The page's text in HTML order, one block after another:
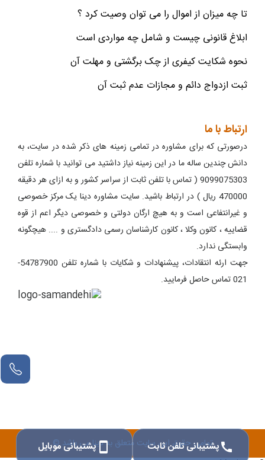
تا چه میزان از اموال را می توان وصیت کرد ؟
ابلاغ قانونی چیست و شامل چه مواردی است
نحوه شکایت کیفری از چک برگشتی و مهلت آن
ثبت ازدواج دائم و مجازات عدم ثبت آن
ارتباط با ما
درصورتی که برای مشاوره در تمامی زمینه های ذکر شده در سایت، به
دانش چندین ساله ما در این زمینه نیاز داشتید می توانید با شماره تلفن
9099075303 ( تماس با تلفن ثابت از سراسر کشور و به ازای هر دقیقه
470000 ریال ) در ارتباط باشید. سایت مشاوره دینا یک مرکز خصوصی
و غیرانتفاعی است و به هیچ ارگان دولتی و خصوصی دیگر اعم از قوه
قضاییه ، کانون وکلا ، کانون کارشناسان رسمی دادگستری و .... هیچگونه
وابستگی ندارد.
جهت ارئه انتقادات، پیشنهادات و شکایات با شماره تلفن 54787900-
021 تماس حاصل فرمایید.
تمامی حقوق این سایت متعلق به دینا می باشد © callپشتیبانی تلفن ثابت smartphoneپشتیبانی موبایل